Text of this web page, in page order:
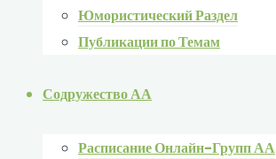
Юмористический Раздел
Публикации по Темам
Содружество АА
Расписание Онлайн-Групп АА